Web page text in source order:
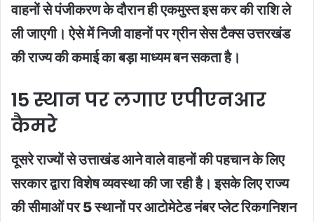
वाहनों से पंजीकरण के दौरान ही एकमुस्त इस कर की राशि ले
ली जाएगी। ऐसे में निजी वाहनों पर ग्रीन सेस टैक्स उत्तरखंड
की राज्य की कमाई का बड़ा माध्यम बन सकता है।
15 स्थान पर लगाए एपीएनआर
कैमरे
दूसरे राज्यों से उत्ताखंड आने वाले वाहनों की पहचान के लिए
सरकार द्वारा विशेष व्यवस्था की जा रही है। इसके लिए राज्य
की सीमाओं पर 5 स्थानों पर आटोमेटेड नंबर प्लेट रिकगनिशन